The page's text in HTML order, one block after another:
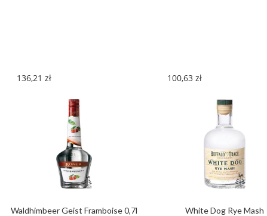
Waldhimbeer Geist Framboise 0,7l
136,21 zł
White Dog Rye Mash
100,63 zł